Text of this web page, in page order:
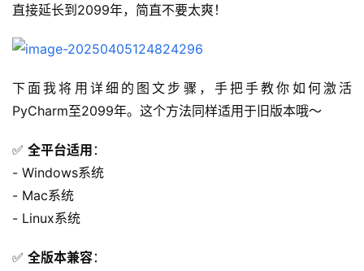
直接延长到2099年，简直不要太爽！
下面我将用详细的图文步骤，手把手教你如何激活
PyCharm至2099年。这个方法同样适用于旧版本哦～
✅ 全平台适用 ：
- Windows系统
- Mac系统
- Linux系统
✅ 全版本兼容：